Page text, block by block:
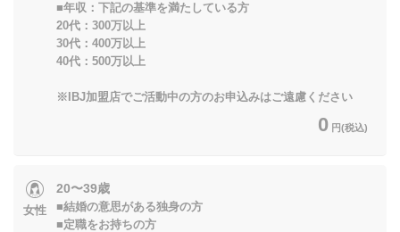
■年収：下記の基準を満たしている方
20代：300万以上
30代：400万以上
40代：500万以上
※IBJ加盟店でご活動中の方のお申込みはご遠慮ください
0 円(税込)
女性
20〜39歳
■結婚の意思がある独身の方
■定職をお持ちの方